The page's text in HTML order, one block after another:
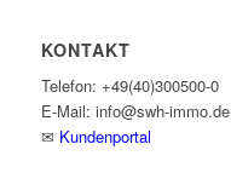
KONTAKT
Telefon: +49(40)300500-0
E-Mail: info@swh-immo.de
✉ Kundenportal